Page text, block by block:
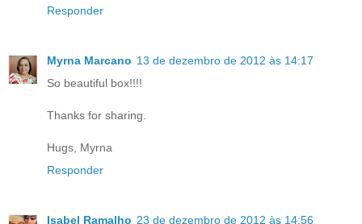
Responder
Myrna Marcano 13 de dezembro de 2012 às 14:17
So beautiful box!!!!
Thanks for sharing.
Hugs, Myrna
Responder
Isabel Ramalho 23 de dezembro de 2012 às 14:56